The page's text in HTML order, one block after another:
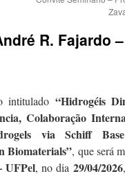
R. Fajardo
intitulado “Hidrogéis
Colaboração
via Schiff
Biomaterials”, que será
UFPel, no dia 29/04/2026